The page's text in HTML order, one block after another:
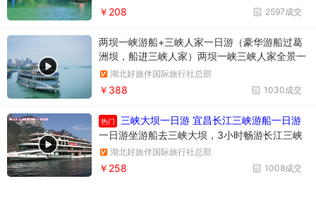
2597成交
￥208
两坝一峡游船+三峡人家一日游（豪华游船过葛
洲坝，船进三峡人家）两坝一峡三峡人家全景一
日游湖北好旅伴国际旅行社总部
1030成交
￥388
热门
三峡大坝一日游 宜昌长江三峡游船一日游
一日游坐游船去三峡大坝，3小时畅游长江三峡
西陵峡风光，参观举世瞩目的三峡大坝，多维度
了解三峡工程
湖北好旅伴国际旅行社总部
1008成交
￥258